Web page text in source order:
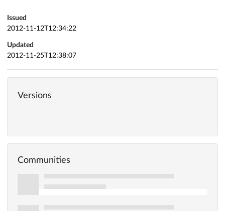
Issued
2012-11-12T12:34:22
Updated
2012-11-25T12:38:07
Versions
Communities